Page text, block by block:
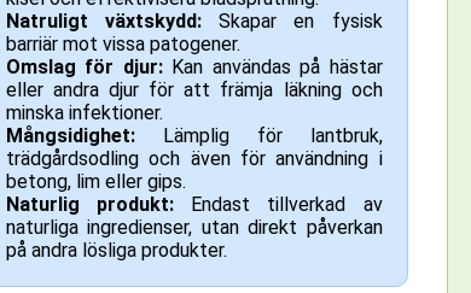
Natruligt växtskydd:Skapar en fysisk
barriär mot vissa patogener.
Omslag för djur:Kan användas på hästar
eller andra djur för att främja läkning och
minska infektioner.
Mångsidighet:Lämplig för lantbruk,
trädgårdsodling och även för användning i
betong, lim eller gips.
Naturlig produkt:Endast tillverkad av
naturliga ingredienser, utan direkt påverkan
på andra lösliga produkter.